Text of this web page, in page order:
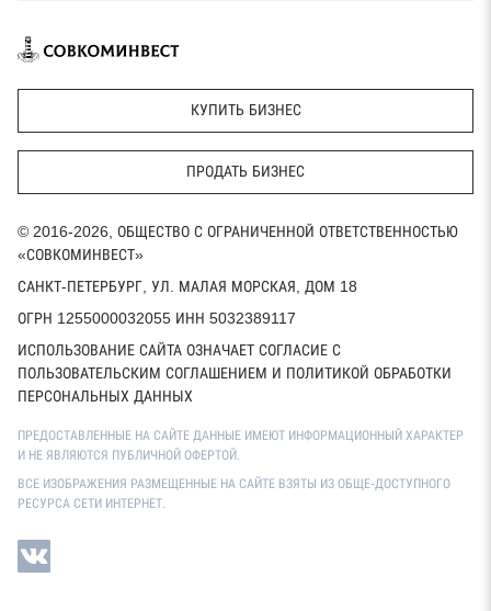
КУПИТЬ БИЗНЕС
ПРОДАТЬ БИЗНЕС
© 2016-2026, ОБЩЕСТВО С ОГРАНИЧЕННОЙ ОТВЕТСТВЕННОСТЬЮ
«СОВКОМИНВЕСТ»
САНКТ-ПЕТЕРБУРГ, УЛ. МАЛАЯ МОРСКАЯ, ДОМ 18
ОГРН 1255000032055 ИНН 5032389117
ИСПОЛЬЗОВАНИЕ САЙТА ОЗНАЧАЕТ СОГЛАСИЕ С
ПОЛЬЗОВАТЕЛЬСКИМ СОГЛАШЕНИЕМ И ПОЛИТИКОЙ ОБРАБОТКИ
ПЕРСОНАЛЬНЫХ ДАННЫХ
ПРЕДОСТАВЛЕННЫЕ НА САЙТЕ ДАННЫЕ ИМЕЮТ ИНФОРМАЦИОННЫЙ ХАРАКТЕР
И НЕ ЯВЛЯЮТСЯ ПУБЛИЧНОЙ ОФЕРТОЙ.
ВСЕ ИЗОБРАЖЕНИЯ РАЗМЕЩЕННЫЕ НА САЙТЕ ВЗЯТЫ ИЗ ОБЩЕ-ДОСТУПНОГО
РЕСУРСА СЕТИ ИНТЕРНЕТ.